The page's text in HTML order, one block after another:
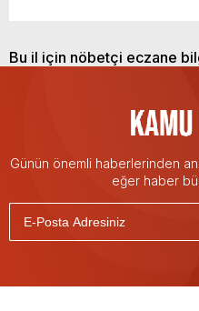
Bu il için nöbetçi eczane
Günün önemli haberlerinden
eğer haber